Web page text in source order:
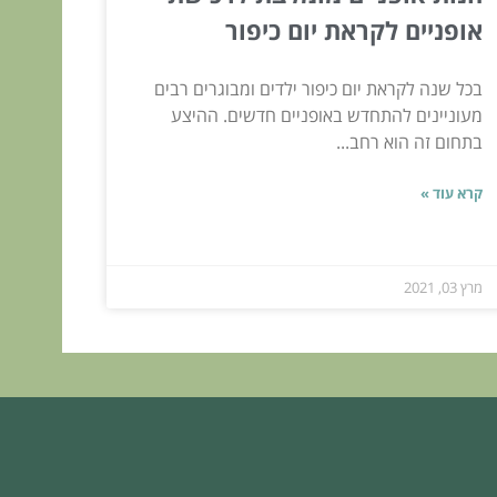
אופניים לקראת יום כיפור
בכל שנה לקראת יום כיפור ילדים ומבוגרים רבים
מעוניינים להתחדש באופניים חדשים. ההיצע
בתחום זה הוא רחב...
קרא עוד »
מרץ 03, 2021